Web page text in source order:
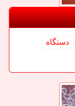
دستگاه